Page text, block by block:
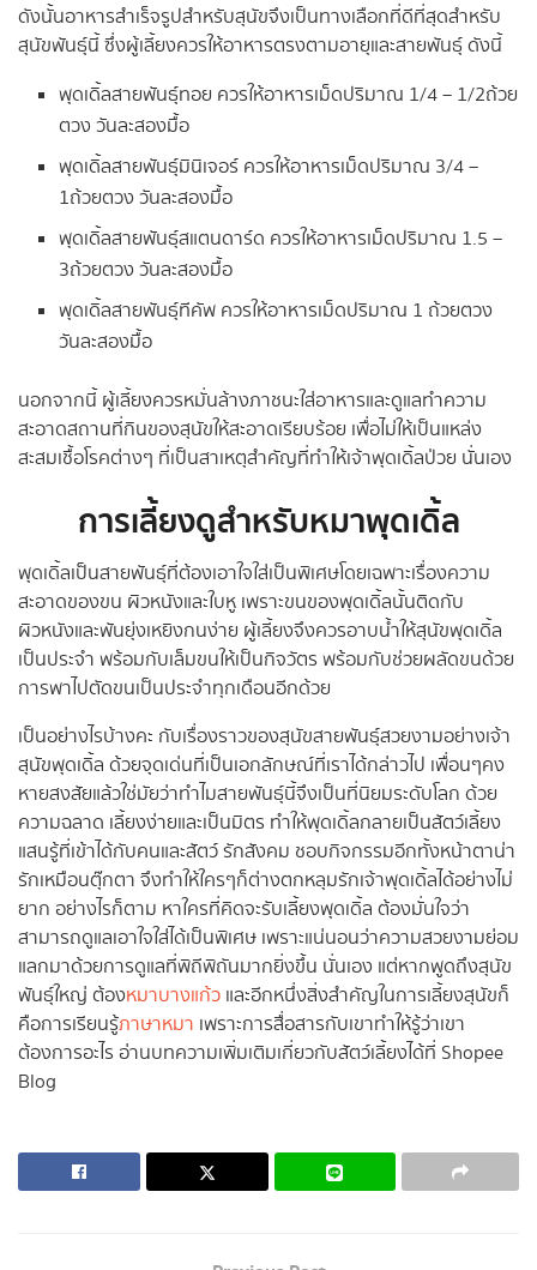
ดังนั้นอาหารสำเร็จรูปสำหรับสุนัขจึงเป็นทางเลือกที่ดีที่สุดสำหรับ
สุนัขพันธุ์นี้ ซึ่งผู้เลี้ยงควรให้อาหารตรงตามอายุและสายพันธุ์ ดังนี้
พุดเดิ้ลสายพันธุ์ทอย ควรให้อาหารเม็ดปริมาณ 1/4 – 1/2ถ้วย
ตวง วันละสองมื้อ
พุดเดิ้ลสายพันธุ์มินิเจอร์ ควรให้อาหารเม็ดปริมาณ 3/4 –
1ถ้วยตวง วันละสองมื้อ
พุดเดิ้ลสายพันธุ์สแตนดาร์ด ควรให้อาหารเม็ดปริมาณ 1.5 –
3ถ้วยตวง วันละสองมื้อ
พุดเดิ้ลสายพันธุ์ทีคัพ ควรให้อาหารเม็ดปริมาณ 1 ถ้วยตวง
วันละสองมื้อ
นอกจากนี้ ผู้เลี้ยงควรหมั่นล้างภาชนะใส่อาหารและดูแลทำความ
สะอาดสถานที่กินของสุนัขให้สะอาดเรียบร้อย เพื่อไม่ให้เป็นแหล่ง
สะสมเชื้อโรคต่างๆ ที่เป็นสาเหตุสำคัญที่ทำให้เจ้าพุดเดิ้ลป่วย นั่นเอง
การเลี้ยงดูสำหรับหมาพุดเดิ้ล
พุดเดิ้ลเป็นสายพันธุ์ที่ต้องเอาใจใส่เป็นพิเศษโดยเฉพาะเรื่องความ
สะอาดของขน ผิวหนังและใบหู เพราะขนของพุดเดิ้ลนั้นติดกับ
ผิวหนังและพันยุ่งเหยิงกนง่าย ผู้เลี้ยงจึงควรอาบน้ำให้สุนัขพุดเดิ้ล
เป็นประจำ พร้อมกับเล็มขนให้เป็นกิจวัตร พร้อมกับช่วยผลัดขนด้วย
การพาไปตัดขนเป็นประจำทุกเดือนอีกด้วย
เป็นอย่างไรบ้างคะ กับเรื่องราวของสุนัขสายพันธุ์สวยงามอย่างเจ้า
สุนัขพุดเดิ้ล ด้วยจุดเด่นที่เป็นเอกลักษณ์ที่เราได้กล่าวไป เพื่อนๆคง
หายสงสัยแล้วใช่มัยว่าทำไมสายพันธุ์นี้จึงเป็นที่นิยมระดับโลก ด้วย
ความฉลาด เลี้ยงง่ายและเป็นมิตร ทำให้พุดเดิ้ลกลายเป็นสัตว์เลี้ยง
แสนรู้ที่เข้าได้กับคนและสัตว์ รักสังคม ชอบกิจกรรมอีกทั้งหน้าตาน่า
รักเหมือนตุ๊กตา จึงทำให้ใครๆก็ต่างตกหลุมรักเจ้าพุดเดิ้ลได้อย่างไม่
ยาก อย่างไรก็ตาม หาใครที่คิดจะรับเลี้ยงพุดเดิ้ล ต้องมั่นใจว่า
สามารถดูแลเอาใจใส่ได้เป็นพิเศษ เพราะแน่นอนว่าความสวยงามย่อม
แลกมาด้วยการดูแลที่พิถีพิถันมากยิ่งขึ้น นั่นเอง แต่หากพูดถึงสุนัข
พันธุ์ใหญ่ ต้องหมาบางแก้ว และอีกหนึ่งสิ่งสำคัญในการเลี้ยงสุนัขก็
คือการเรียนรู้ภาษาหมา เพราะการสื่อสารกับเขาทำให้รู้ว่าเขา
ต้องการอะไร อ่านบทความเพิ่มเติมเกี่ยวกับสัตว์เลี้ยงได้ที่ Shopee
Blog